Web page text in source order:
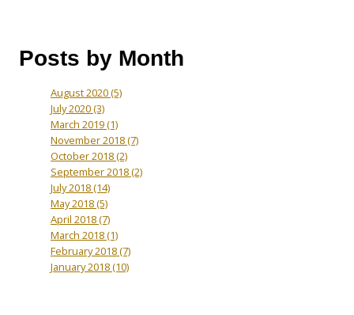
Posts by Month
August 2020(5)
July 2020(3)
March 2019(1)
November 2018(7)
October 2018(2)
September 2018(2)
July 2018(14)
May 2018(5)
April 2018(7)
March 2018(1)
February 2018(7)
January 2018(10)